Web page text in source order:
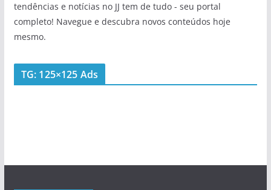
tendências e notícias no JJ tem de tudo - seu portal
completo! Navegue e descubra novos conteúdos hoje
mesmo.
TG: 125×125 Ads